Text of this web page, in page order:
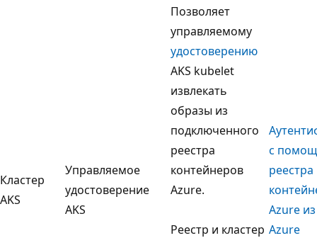
Кластер
AKS
Управляемое
удостоверение
AKS
Позволяет
управляемому
удостоверению
AKS kubelet
извлекать
образы из
подключенного
реестра
контейнеров
Azure.
Реестр и кластер
с
реестра
Azure
Azure